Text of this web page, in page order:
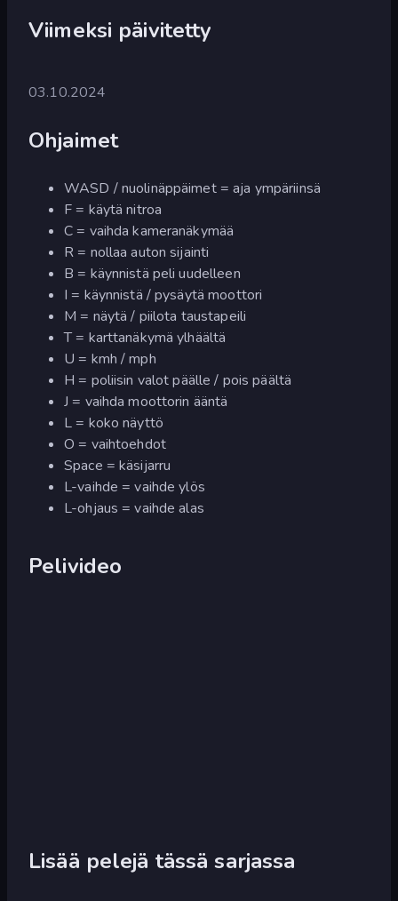
Viimeksi päivitetty
03.10.2024
Ohjaimet
WASD / nuolinäppäimet = aja ympäriinsä
F = käytä nitroa
C = vaihda kameranäkymää
R = nollaa auton sijainti
B = käynnistä peli uudelleen
I = käynnistä / pysäytä moottori
M = näytä / piilota taustapeili
T = karttanäkymä ylhäältä
U = kmh / mph
H = poliisin valot päälle / pois päältä
J = vaihda moottorin ääntä
L = koko näyttö
O = vaihtoehdot
Space = käsijarru
L-vaihde = vaihde ylös
L-ohjaus = vaihde alas
Pelivideo
Lisää pelejä tässä sarjassa